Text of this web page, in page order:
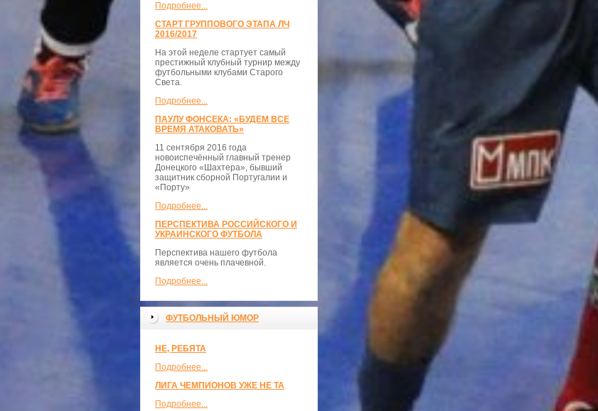
Подробнее...
СТАРТ ГРУППОВОГО ЭТАПА ЛЧ
2016/2017
На этой неделе стартует самый
престижный клубный турнир между
футбольными клубами Старого
Света.
Подробнее...
ПАУЛУ ФОНСЕКА: «БУДЕМ ВСЕ
ВРЕМЯ АТАКОВАТЬ»
11 сентября 2016 года
новоиспечённый главный тренер
Донецкого «Шахтера», бывший
защитник сборной Португалии и
«Порту»
Подробнее...
ПЕРСПЕКТИВА РОССИЙСКОГО И
УКРАИНСКОГО ФУТБОЛА
Перспектива нашего футбола
является очень плачевной.
Подробнее...
ФУТБОЛЬНЫЙ ЮМОР
НЕ, РЕБЯТА
Подробнее...
ЛИГА ЧЕМПИОНОВ УЖЕ НЕ ТА
Подробнее...